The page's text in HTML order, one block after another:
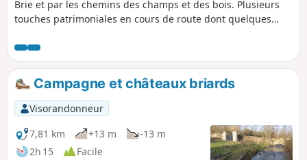
Brie et par les chemins des champs et des bois. Plusieurs
touches patrimoniales en cours de route dont quelques
ruine du Vivier.
Campagne et châteaux briards
Visorandonneur
7,81 km
+13 m
-13 m
2h 15
Facile